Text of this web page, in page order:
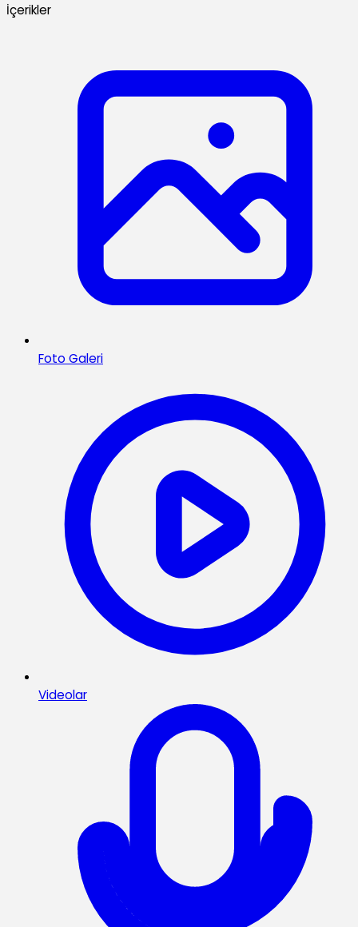
İçerikler
Foto Galeri
Videolar